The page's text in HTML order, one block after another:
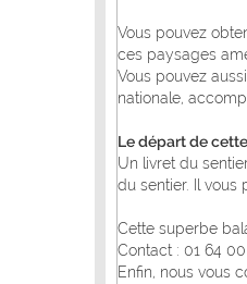
Vous pouvez
ces paysages
Vous pouvez
nationale,
Le départ de
Un livret du
du sentier. Il vous
Cette superbe
Contact : 01 64
Enfin, nous vous